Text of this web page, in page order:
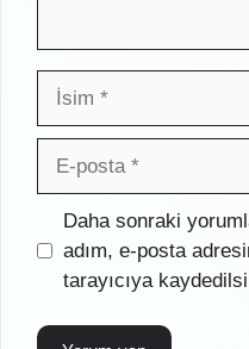
İsim
posta
İnternet
sitesi
Daha sonraki
adım, e-posta
tarayıcıya